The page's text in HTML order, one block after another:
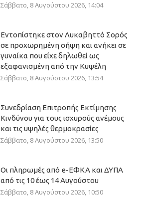
Σάββατο, 8 Αυγούστου 2026, 14:04
Εντοπίστηκε στον Λυκαβηττό Σορός
σε προχωρημένη σήψη και ανήκει σε
γυναίκα που είχε δηλωθεί ως
εξαφανισμένη από την Κυψέλη
Σάββατο, 8 Αυγούστου 2026, 13:54
Συνεδρίαση Επιτροπής Εκτίμησης
Κινδύνου για τους ισχυρούς ανέμους
και τις υψηλές θερμοκρασίες
Σάββατο, 8 Αυγούστου 2026, 13:50
Οι πληρωμές από e-ΕΦΚΑ και ΔΥΠΑ
από τις 10 έως 14 Αυγούστου
Σάββατο, 8 Αυγούστου 2026, 10:50